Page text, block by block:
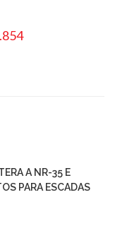
A NR-35 E
PARA ESCADAS